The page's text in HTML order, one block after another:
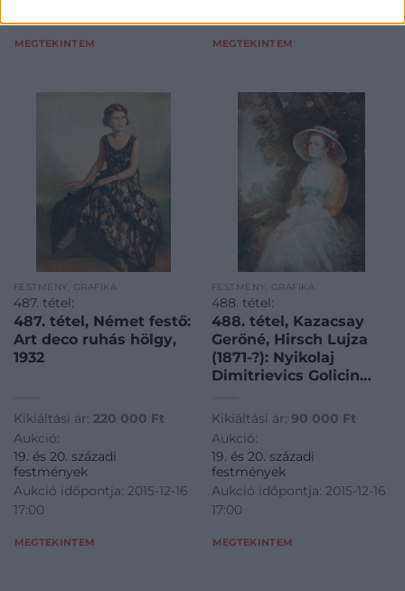
MEGTEKINTEM MEGTEKINTEM
FESTMÉNY, GRAFIKA
487. tétel:
487. tétel, Német festő:
Art deco ruhás hölgy,
1932
Kikiáltási ár: 220 000 Ft
Aukció:
19. és 20. századi
festmények
Aukció időpontja: 2015-12-16
17:00
MEGTEKINTEM
FESTMÉNY, GRAFIKA
488. tétel:
488. tétel, Kazacsay
Gerőné, Hirsch Lujza
(1871-?): Nyikolaj
Dimitrievics Golicin
feleségének portréja
Kikiáltási ár: 90 000 Ft
Aukció:
19. és 20. századi
festmények
Aukció időpontja: 2015-12-16
17:00
MEGTEKINTEM